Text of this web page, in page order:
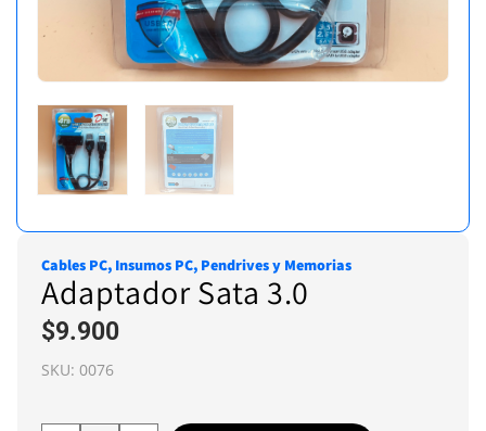
Cables PC, Insumos PC, Pendrives y Memorias
Adaptador Sata 3.0
$9.900
SKU: 0076